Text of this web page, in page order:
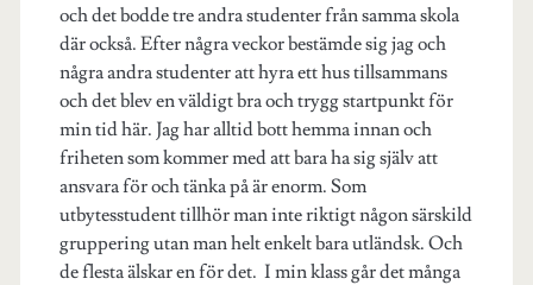
och det bodde tre andra studenter från samma skola
där också. Efter några veckor bestämde sig jag och
några andra studenter att hyra ett hus tillsammans
och det blev en väldigt bra och trygg startpunkt för
min tid här. Jag har alltid bott hemma innan och
friheten som kommer med att bara ha sig själv att
ansvara för och tänka på är enorm. Som
utbytesstudent tillhör man inte riktigt någon särskild
gruppering utan man helt enkelt bara utländsk. Och
de flesta älskar en för det. I min klass går det många